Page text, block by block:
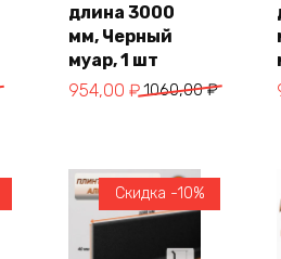
длина 3000
мм, Черный
муар, 1 шт
1060,00₽
Первоначальная
1060,00 ₽.
954,00 ₽
Текущая
Скидка -10%